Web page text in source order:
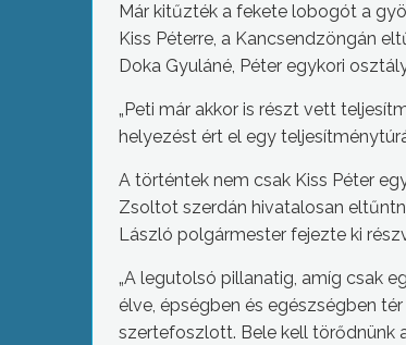
Már kitűzték a fekete lobogót a
Kiss Péterre, a Kancsendzöngán
Doka Gyuláné, Péter egykori
„Peti már akkor is részt vett
helyezést ért el egy
A történtek nem csak Kiss Péter
Zsoltot szerdán hivatalosan
László polgármester fejezte ki
„A legutolsó pillanatig, amíg csak
élve, épségben és egészségben
szertefoszlott. Bele kell törődnünk